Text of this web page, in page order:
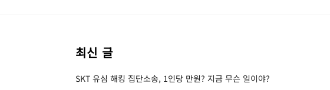
최신 글
SKT 유심 해킹 집단소송, 1인당 만원? 지금 무슨 일이야?